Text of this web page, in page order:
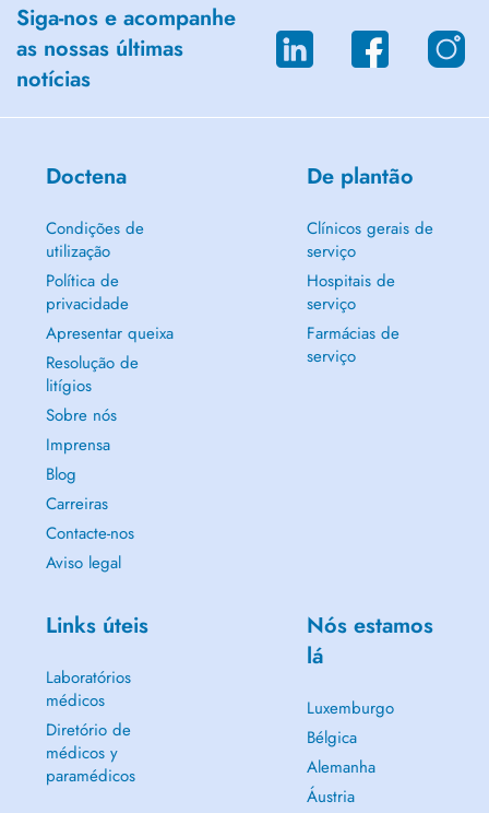
Siga-nos e acompanhe
as nossas últimas
notícias
Doctena
Condições de
utilização
Política de
privacidade
Apresentar queixa
Resolução de
litígios
Sobre nós
Imprensa
Blog
Carreiras
Contacte-nos
Aviso legal
De plantão
Clínicos gerais de
serviço
Hospitais de
serviço
Farmácias de
serviço
Links úteis
Laboratórios
médicos
Diretório de
médicos y
paramédicos
Nós estamos
lá
Luxemburgo
Bélgica
Alemanha
Áustria